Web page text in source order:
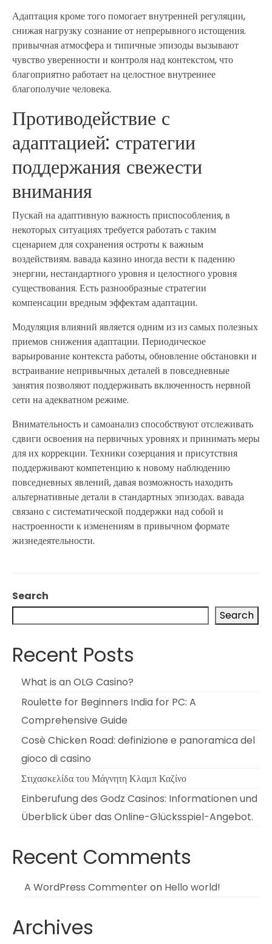
Адаптация кроме того помогает внутренней регуляции,
снижая нагрузку сознание от непрерывного истощения.
привычная атмосфера и типичные эпизоды вызывают
чувство уверенности и контроля над контекстом, что
благоприятно работает на целостное внутреннее
благополучие человека.
Противодействие с
адаптацией: стратегии
поддержания свежести
внимания
Пускай на адаптивную важность приспособления, в
некоторых ситуациях требуется работать с таким
сценарием для сохранения остроты к важным
воздействиям. вавада казино иногда вести к падению
энергии, нестандартного уровня и целостного уровня
существования. Есть разнообразные стратегии
компенсации вредным эффектам адаптации.
Модуляция влияний является одним из из самых полезных
приемов снижения адаптации. Периодическое
варьирование контекста работы, обновление обстановки и
встраивание непривычных деталей в повседневные
занятия позволяют поддерживать включенность нервной
сети на адекватном режиме.
Внимательность и самоанализ способствуют отслеживать
сдвиги освоения на первичных уровнях и принимать меры
для их коррекции. Техники созерцания и присутствия
поддерживают компетенцию к новому наблюдению
повседневных явлений, давая возможность находить
альтернативные детали в стандартных эпизодах. вавада
связано с систематической поддержки над собой и
настроенности к изменениям в привычном формате
жизнедеятельности.
Search
Search
Recent Posts
What is an OLG Casino?
Roulette for Beginners India for PC: A
Comprehensive Guide
Cosè Chicken Road: definizione e panoramica del
gioco di casino
Στιχασκελίδα του Μάγνητη Κλαμπ Καζίνο
Einberufung des Godz Casinos: Informationen und
Überblick über das Online-Glücksspiel-Angebot.
Recent Comments
A WordPress Commenteron Hello world!
Archives